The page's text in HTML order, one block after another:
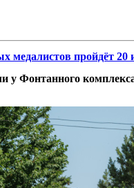
медалистов пройдёт 20
у Фонтанного